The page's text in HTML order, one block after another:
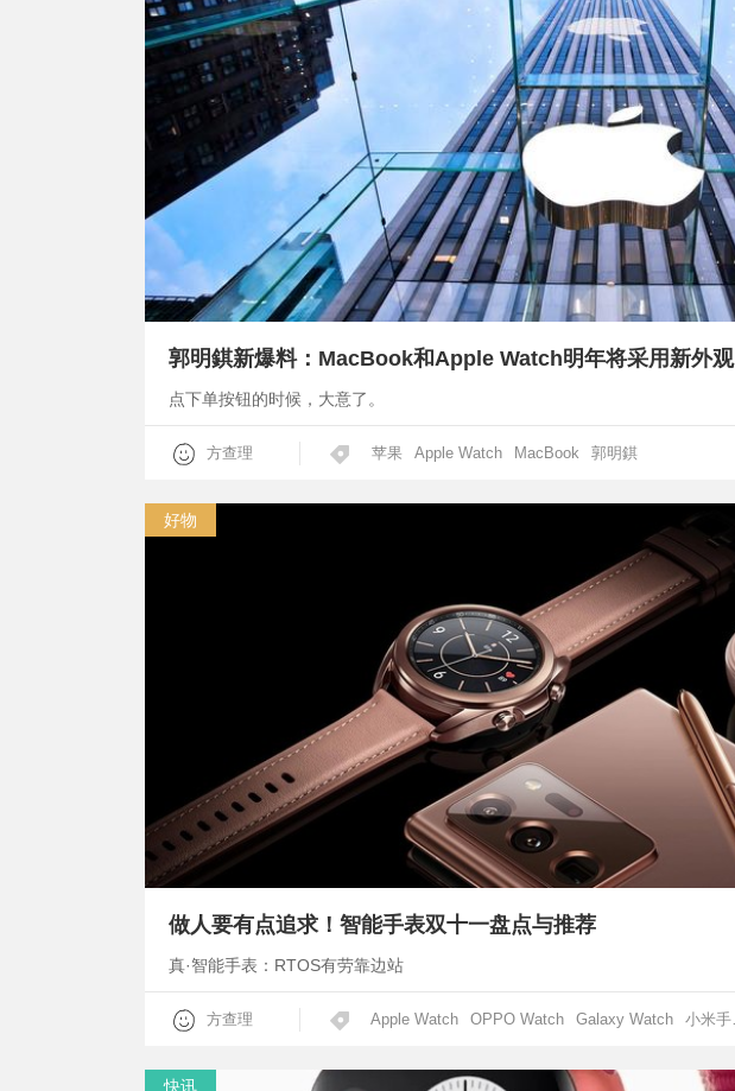
郭明錤新爆料：MacBook和Apple Watch明年将采用新外观
点下单按钮的时候，大意了。
方查理 苹果 Apple Watch MacBook 郭明錤
好物
做人要有点追求！智能手表双十一盘点与推荐
真·智能手表：RTOS有劳靠边站
方查理 Apple Watch OPPO Watch Galaxy Watch 小米手表
快讯